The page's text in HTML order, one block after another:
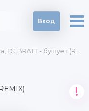
Вход
DJ BRATT - бушует (Remix)
!